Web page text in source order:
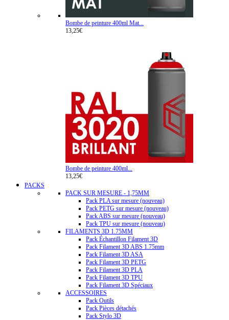
Bombe de peinture 400ml Mat...
13,25€
Bombe de peinture 400ml...
13,25€
PACKS
PACK SUR MESURE - 1,75MM
Pack PLA sur mesure (nouveau)
Pack PETG sur mesure (nouveau)
Pack ABS sur mesure (nouveau)
Pack TPU sur mesure (nouveau)
FILAMENTS 3D 1.75MM
Pack Échantillon Filament 3D
Pack Filament 3D ABS 1.75mm
Pack Filament 3D ASA
Pack Filament 3D PETG
Pack Filament 3D PLA
Pack Filament 3D TPU
Pack Filament 3D Spéciaux
ACCESSOIRES
Pack Outils
Pack Pièces détachés
Pack Stylo 3D